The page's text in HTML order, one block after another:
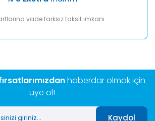
vade farksız taksit imkanı.
haberdar olmak için
üye ol!
Kaydol